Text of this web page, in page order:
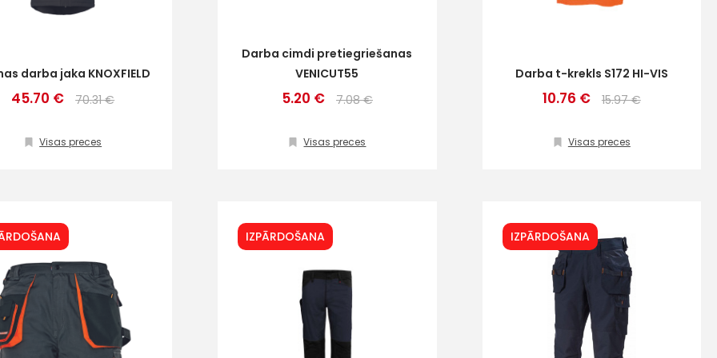
darba jaka KNOXFIELD
45.70 € 70.31 €
Visas preces
Darba cimdi pretiegriešanas
VENICUT55
5.20 € 7.08 €
Visas preces
Darba t-krekls S172 HI-VIS
10.76 € 15.97 €
Visas preces
IZPĀRDOŠANA IZPĀRDOŠANA